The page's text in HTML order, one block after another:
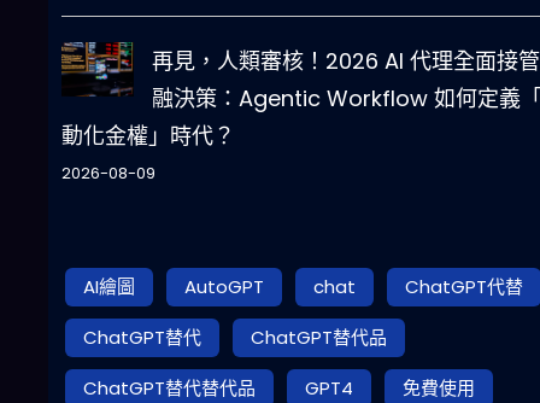
再見，人類審核！2026 AI 代理全面接
融決策：Agentic Workflow 如何定義
動化金權」時代？
2026-08-09
AI繪圖 AutoGPT chat
ChatGPT代替
ChatGPT替代
ChatGPT替代品
ChatGPT替代替代品
GPT4
免費使用